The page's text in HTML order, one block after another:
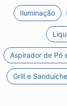
Iluminação
Aspirador de Pó
Grill e